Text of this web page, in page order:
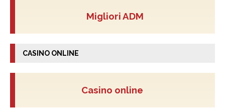
Migliori ADM
CASINO ONLINE
Casino online